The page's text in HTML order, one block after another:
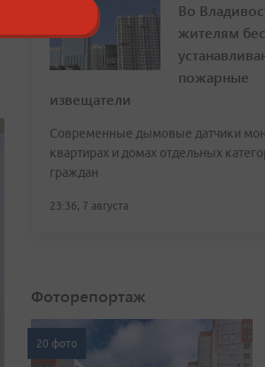
Во
жителям
пожарные
извещатели
Современные дымовые датчики
квартирах и домах отдельных
граждан
23:36, 7 августа
Фоторепортаж
20 фото